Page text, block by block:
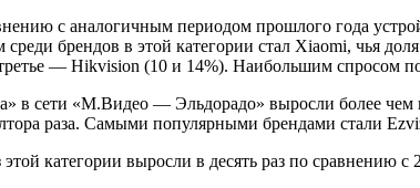
с аналогичным периодом прошлого года
брендов в этой категории стал Xiaomi, чья
— Hikvision (10 и 14%). Наибольшим спросом
в сети «М.Видео — Эльдорадо» выросли более
раза. Самыми популярными брендами стали
категории выросли в десять раз по